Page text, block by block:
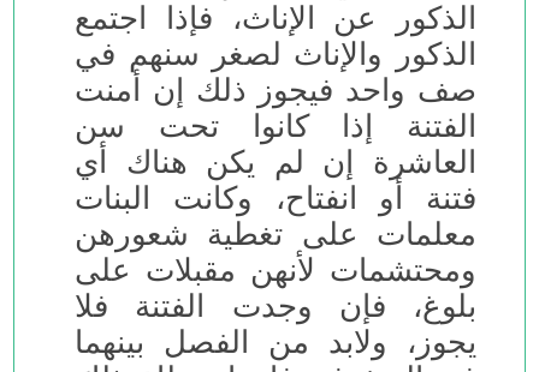
الذكور عن الإناث، فإذا اجتمع
الذكور والإناث لصغر سنهم في
صف واحد فيجوز ذلك إن أمنت
الفتنة إذا كانوا تحت سن
العاشرة إن لم يكن هناك أي
فتنة أو انفتاح، وكانت البنات
معلمات على تغطية شعورهن
ومحتشمات لأنهن مقبلات على
بلوغ، فإن وجدت الفتنة فلا
يجوز، ولابد من الفصل بينهما